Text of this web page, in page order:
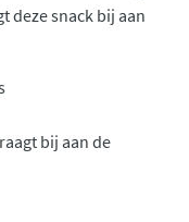
deze snack bij aan
bij aan de